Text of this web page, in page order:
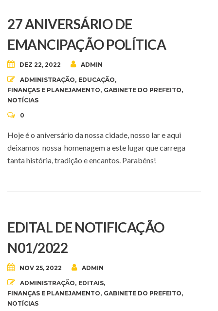
27 ANIVERSÁRIO DE
EMANCIPAÇÃO POLÍTICA
DEZ 22, 2022 ADMIN
ADMINISTRAÇÃO, EDUCAÇÃO,
FINANÇAS E PLANEJAMENTO, GABINETE DO PREFEITO,
NOTÍCIAS
0
Hoje é o aniversário da nossa cidade, nosso lar e aqui
deixamos nossa homenagem a este lugar que carrega
tanta história, tradição e encantos. Parabéns!
EDITAL DE NOTIFICAÇÃO
N01/2022
NOV 25, 2022 ADMIN
ADMINISTRAÇÃO, EDITAIS,
FINANÇAS E PLANEJAMENTO, GABINETE DO PREFEITO,
NOTÍCIAS